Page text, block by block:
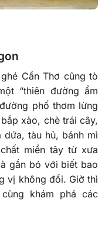
Cần Thơ cũng tò
“thiên đường ẩm
phố thơm lừng
xào, chè trái cây,
tàu hủ, bánh mì
miền tây từ xưa
gắn bó với biết bao
vị không đổi. Giờ thì
khám phá các